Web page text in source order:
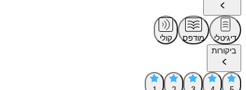
דיגיטלי מודפס
קולי
ביקורות